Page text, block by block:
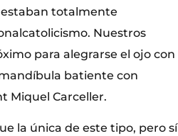
estaban totalmente
Nuestros
para alegrarse el ojo con
batiente con
Miquel Carceller.
la única de este tipo, pero sí